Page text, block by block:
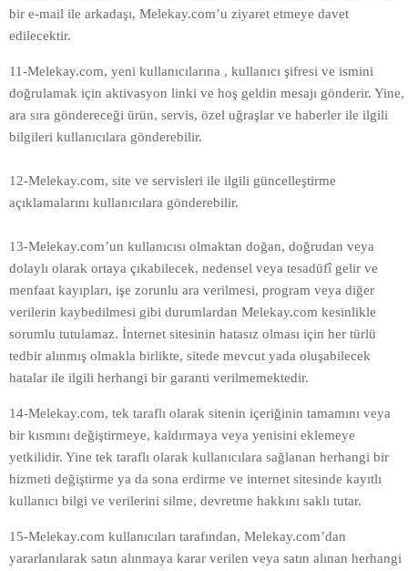
bir e-mail ile arkadaşı, Melekay.com’u ziyaret etmeye davet
edilecektir.
11-Melekay.com, yeni kullanıcılarına , kullanıcı şifresi ve ismini
doğrulamak için aktivasyon linki ve hoş geldin mesajı gönderir. Yine,
ara sıra göndereceği ürün, servis, özel uğraşlar ve haberler ile ilgili
bilgileri kullanıcılara gönderebilir.
12-Melekay.com, site ve servisleri ile ilgili güncelleştirme
açıklamalarını kullanıcılara gönderebilir.
13-Melekay.com’un kullanıcısı olmaktan doğan, doğrudan veya
dolaylı olarak ortaya çıkabilecek, nedensel veya tesadüfî gelir ve
menfaat kayıpları, işe zorunlu ara verilmesi, program veya diğer
verilerin kaybedilmesi gibi durumlardan Melekay.com kesinlikle
sorumlu tutulamaz. İnternet sitesinin hatasız olması için her türlü
tedbir alınmış olmakla birlikte, sitede mevcut yada oluşabilecek
hatalar ile ilgili herhangi bir garanti verilmemektedir.
14-Melekay.com, tek taraflı olarak sitenin içeriğinin tamamını veya
bir kısmını değiştirmeye, kaldırmaya veya yenisini eklemeye
yetkilidir. Yine tek taraflı olarak kullanıcılara sağlanan herhangi bir
hizmeti değiştirme ya da sona erdirme ve internet sitesinde kayıtlı
kullanıcı bilgi ve verilerini silme, devretme hakkını saklı tutar.
15-Melekay.com kullanıcıları tarafından, Melekay.com’dan
yararlanılarak satın alınmaya karar verilen veya satın alınan herhangi